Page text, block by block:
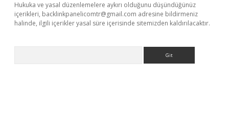
Hukuka ve yasal düzenlemelere aykırı olduğunu düşündüğünüz
içerikleri, backlinkpanelicomtr@gmail.com adresine bildirmeniz
halinde, ilgili içerikler yasal süre içerisinde sitemizden kaldırılacaktır.